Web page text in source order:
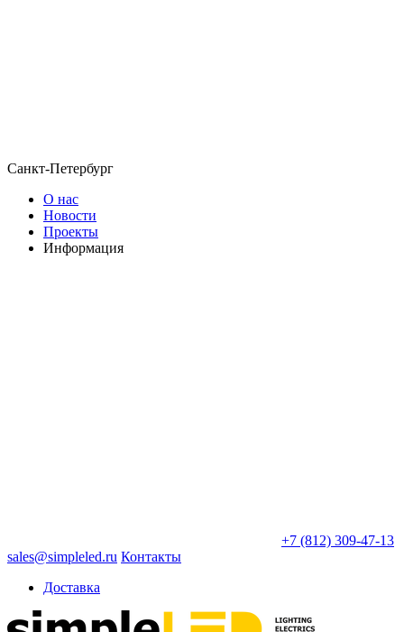
Санкт-Петербург
О нас
Новости
Проекты
Информация
+7 (812) 309-47-13
sales@simpleled.ru Контакты
Доставка